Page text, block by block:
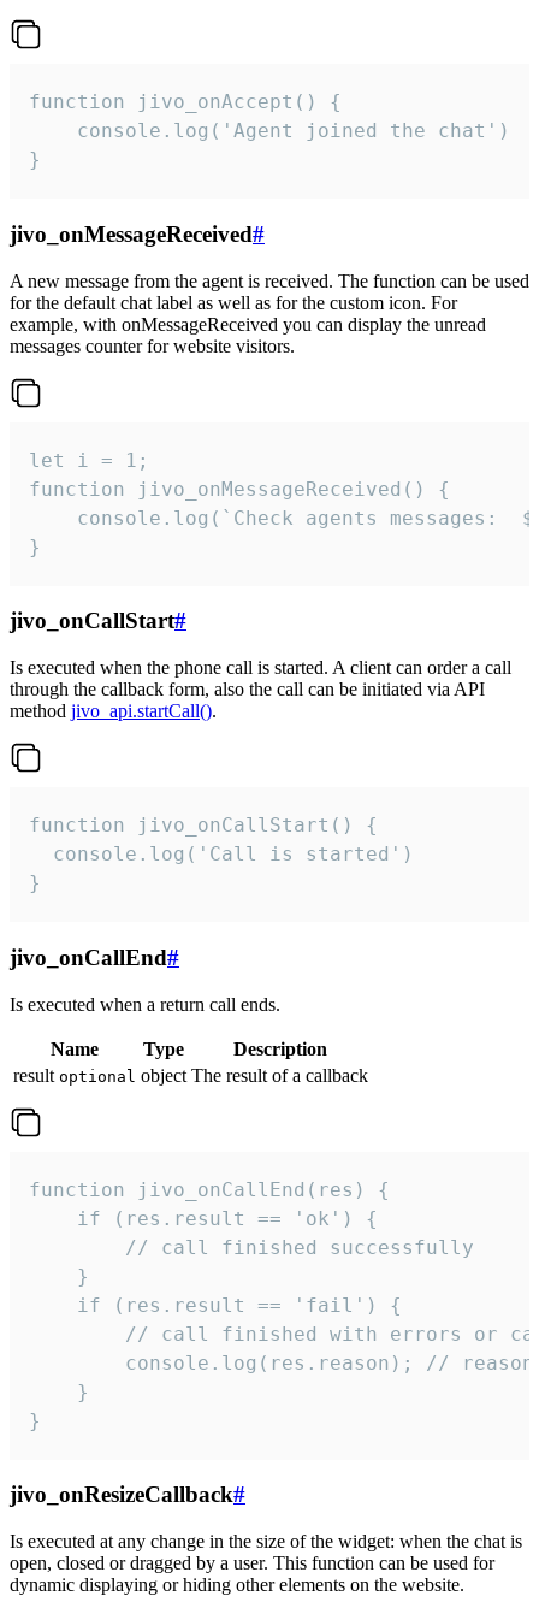
function jivo_onAccept() {
}
jivo_onMessageReceived#
A new message from the agent is received. The function can be used
for the default chat label as well as for the custom icon. For
example, with onMessageReceived you can display the unread
messages counter for website visitors.
let i = 1;
function jivo_onMessageReceived() {
}
jivo_onCallStart#
Is executed when the phone call is started. A client can order a call
through the callback form, also the call can be initiated via API
method jivo_api.startCall().
function jivo_onCallStart() {
  console.log('Call is started')
}
jivo_onCallEnd#
Is executed when a return call ends.
Name Type
Description
result optional object The result of a callback
function jivo_onCallEnd(res) {
    if (res.result == 'ok') {
        // call finished successfully
    }
    if (res.result == 'fail') {
// call finished with errors or
console.log(res.reason); //
    }
}
jivo_onResizeCallback#
Is executed at any change in the size of the widget: when the chat is
open, closed or dragged by a user. This function can be used for
dynamic displaying or hiding other elements on the website.